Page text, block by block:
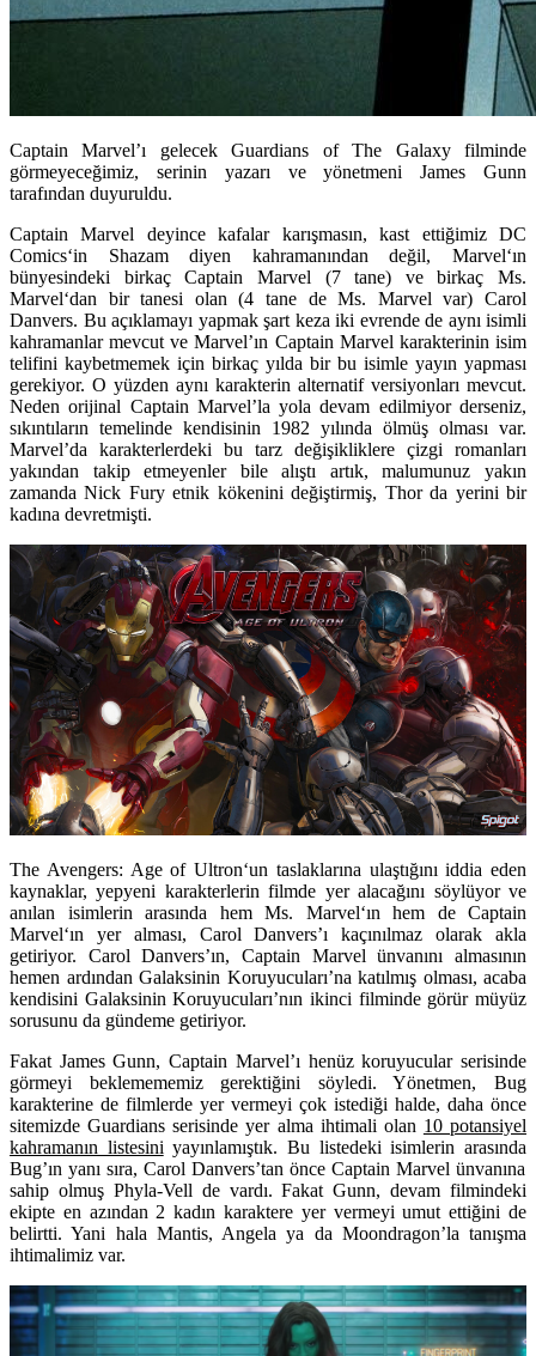
Captain Marvel’ı gelecek Guardians of The Galaxy filminde
görmeyeceğimiz, serinin yazarı ve yönetmeni James Gunn
tarafından duyuruldu.
Captain Marvel deyince kafalar karışmasın, kast ettiğimizDC
Comics‘in Shazamdiyen kahramanından değil,Marvel‘ın
bünyesindeki birkaç Captain Marvel (7 tane) ve birkaç Ms.
Marvel‘dan bir tanesi olan (4 tane de Ms. Marvel var) Carol
Danvers. Bu açıklamayı yapmak şart keza iki evrende de aynı isimli
kahramanlar mevcut ve Marvel’ın Captain Marvel karakterinin isim
telifini kaybetmemek için birkaç yılda bir bu isimle yayın yapması
gerekiyor. O yüzden aynı karakterin alternatif versiyonları mevcut.
Neden orijinal Captain Marvel’la yola devam edilmiyor derseniz,
sıkıntıların temelinde kendisinin 1982 yılında ölmüş olması var.
Marvel’da karakterlerdeki bu tarz değişikliklere çizgi romanları
yakından takip etmeyenler bile alıştı artık, malumunuz yakın
zamanda Nick Fury etnik kökenini değiştirmiş, Thor da yerini bir
kadına devretmişti.
The Avengers: Age of Ultron‘un taslaklarına ulaştığını iddia eden
kaynaklar, yepyeni karakterlerin filmde yer alacağını söylüyor ve
anılan isimlerin arasında hem Ms. Marvel‘ın hem de Captain
Marvel‘ın yer alması, Carol Danvers’ı kaçınılmaz olarak akla
getiriyor. Carol Danvers’ın, Captain Marvel ünvanını almasının
hemen ardından Galaksinin Koruyucuları’na katılmış olması, acaba
kendisini Galaksinin Koruyucuları’nın ikinci filminde görür müyüz
sorusunu da gündeme getiriyor.
Fakat James Gunn, Captain Marvel’ı henüz koruyucular serisinde
görmeyi beklemememiz gerektiğini söyledi. Yönetmen, Bug
karakterine de filmlerde yer vermeyi çok istediği halde, daha önce
sitemizde Guardians serisinde yer alma ihtimali olan 10 potansiyel
kahramanın listesini yayınlamıştık. Bu listedeki isimlerin arasında
Bug’ın yanı sıra, Carol Danvers’tan önce Captain Marvel ünvanına
sahip olmuşPhyla-Vell de vardı. Fakat Gunn, devam filmindeki
ekipte en azından 2 kadın karaktere yer vermeyi umut ettiğini de
belirtti. Yani hala Mantis, Angelaya da Moondragon’la tanışma
ihtimalimiz var.